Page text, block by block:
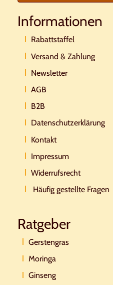
Informationen
Rabattstaffel
Versand & Zahlung
Newsletter
AGB
B2B
Datenschutzerklärung
Kontakt
Impressum
Widerrufsrecht
Häufig gestellte Fragen
Ratgeber
Gerstengras
Moringa
Ginseng